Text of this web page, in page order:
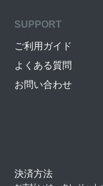
SUPPORT
ご利用ガイド
よくある質問
お問い合わせ
決済方法